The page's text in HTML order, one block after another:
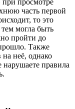
часть первой
то это
тем могла быть
пройти до
Также
неё, однако
нарушаете правила